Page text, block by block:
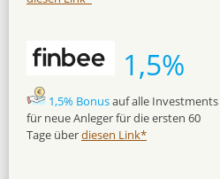
1,5%
1,5% Bonusauf alle Investments
für neue Anleger für die ersten 60
Tage überdiesen Link*